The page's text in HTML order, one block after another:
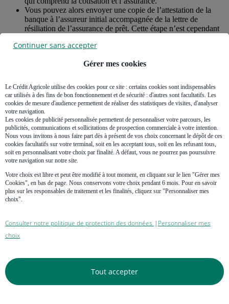
Vous pouvez alors envoyer une copie de l’attestation de la
banque à l’assureur initial accompagnée de la lettre de
résiliation de l’assurance de prêt. Cette étape n’est cependant
la banque prêteuse, celle-ci est alors informée de votre
changement
d'assurance
emprunteur
Descriptif
Sélectionner
une nouvelle
assurance de
prêt
immobilier
Sélection par le coût, les garanties et les besoins de
l'emprunteur
Vérifier que
l'équivalence
des garanties
initiales est
présente
Dans la fiche d'information du prêt initial, vérifier les
critères de garanties à respecter
courrier à sa
banque
ou contester le changement d'assurance proposé
Recevoir
contrat de
prêt
votre crédit immobilier
Informer
Si vous aviez déjà souscrit une délégation
d'assurance, vous informez votre précédent assureur
Gérer mes cookies
Le Crédit Agricole utilise des cookies pour ce site : certains cookies sont indispensables
car utilisés à des fins de bon fonctionnement et de sécurité : d'autres sont facultatifs. Les
cookies de mesure d'audience permettent de réaliser des statistiques de visites, d'analyser
votre navigation.
Les cookies de publicité personnalisée permettent de personnaliser votre parcours, les
publicités, communications et sollicitations de prospection commerciale à votre intention.
Nous vous invitons à nous faire part dès à présent de vos choix concernant le dépôt de ces
cookies facultatifs sur votre terminal, soit en les acceptant tous, soit en les refusant tous,
soit en personnalisant votre choix par finalité. A défaut, vous ne pourrez pas poursuivre
votre navigation sur notre site.
Votre choix est libre et peut être modifié à tout moment, en cliquant sur le lien "Gérer mes
Cookies", en bas de page. Nous conservons votre choix pendant 6 mois. Pour en savoir
plus sur les responsables de traitement et les finalités, cliquez sur "Personnaliser mes
choix".
Consulter notre politique de protection des données
Personnaliser mes
choix
Continuer sans accepter
Tout accepter